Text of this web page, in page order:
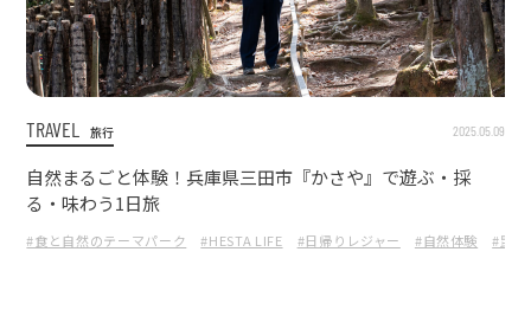
TRAVEL 旅行 2025.05.09
自然まるごと体験！兵庫県三田市『かさや』で遊ぶ・採
る・味わう1日旅
#食と自然のテーマパーク #HESTA LIFE #日帰りレジャー #自然体験 #昆